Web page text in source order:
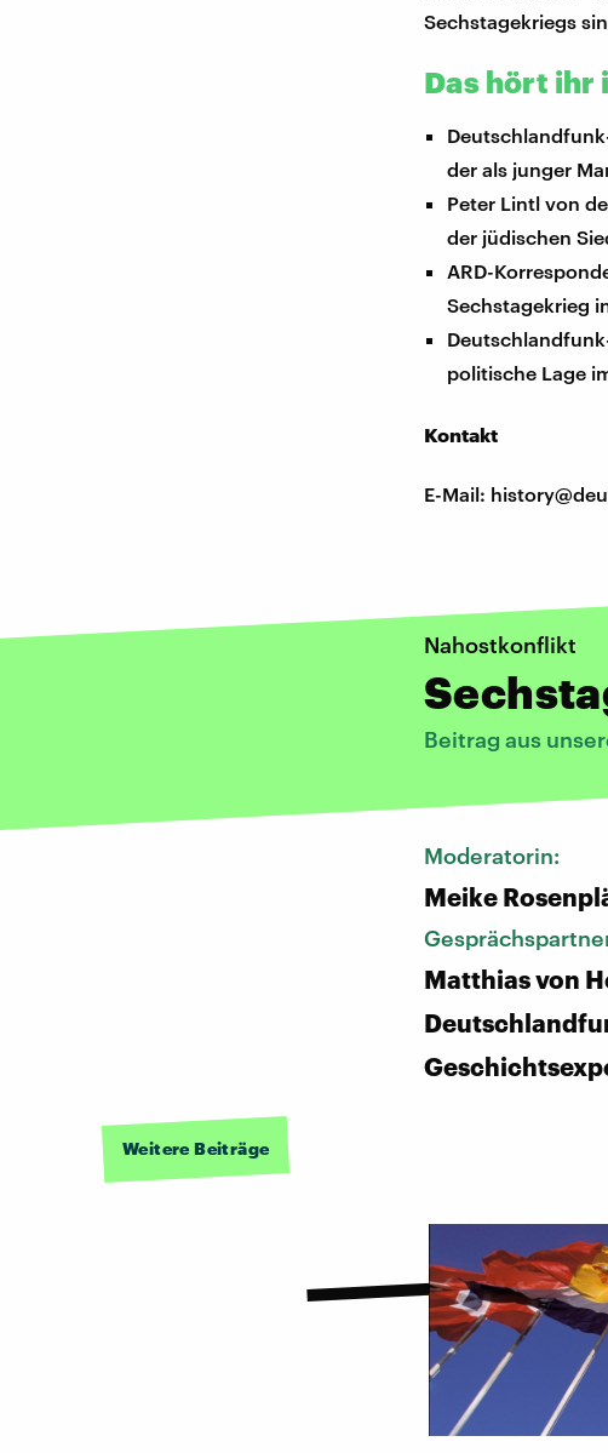
Sechstagekriegs
Das hört ihr
der als junger
Peter Lintl von
der jüdischen
ARD-
Sechstagekrieg
politische Lage
Kontakt
E-Mail:
Nahostkonflikt
Beitrag aus
Moderatorin:
Meike
Matthias von
Weitere Beiträge